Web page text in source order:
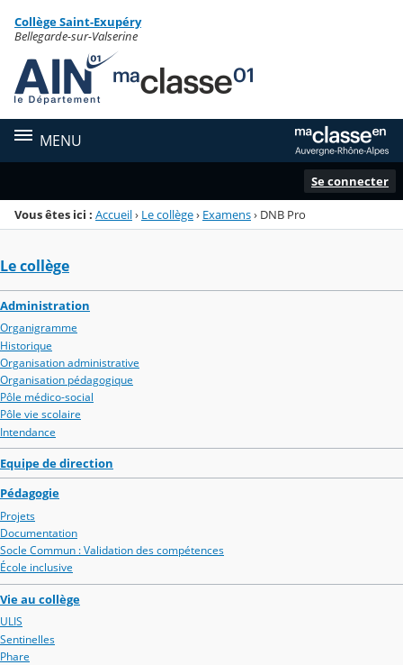
Menu de la rubrique
Contenu
Collège Saint-Exupéry
Bellegarde-sur-Valserine
MENU
Se connecter
Vous êtes ici : Accueil› Le collège› Examens› DNB Pro
Le collège
Administration
Organigramme
Historique
Organisation administrative
Organisation pédagogique
Pôle médico-social
Pôle vie scolaire
Intendance
Equipe de direction
Pédagogie
Projets
Documentation
Socle Commun : Validation des compétences
École inclusive
Vie au collège
ULIS
Sentinelles
Phare